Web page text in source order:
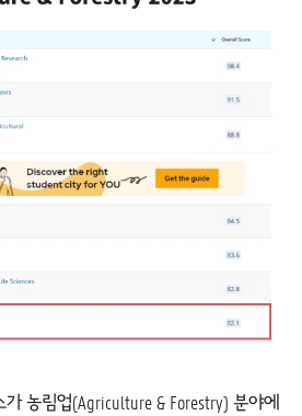
농림업(Agriculture & Forestry) 분야에